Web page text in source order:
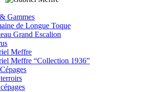
Gammes
de Longue Toque
Grand Escalion
Meffre
Meffre “Collection 1936”